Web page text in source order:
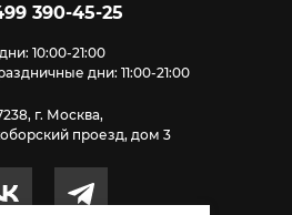
390-45-25
10:00-21:00
дни: 11:00-21:00
г. Москва,
проезд, дом 3